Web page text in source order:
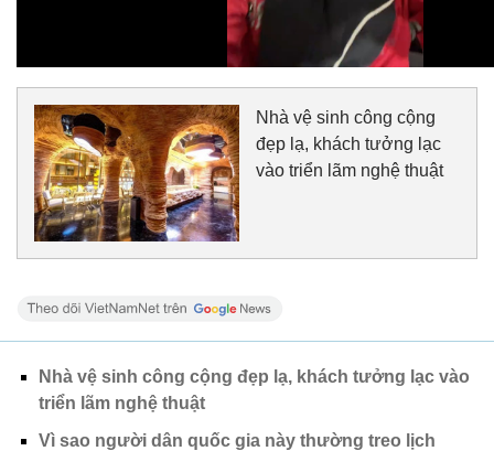
Nhà vệ sinh công cộng
đẹp lạ, khách tưởng lạc
vào triển lãm nghệ thuật
Nhà vệ sinh công cộng đẹp lạ, khách tưởng lạc vào
triển lãm nghệ thuật
Vì sao người dân quốc gia này thường treo lịch